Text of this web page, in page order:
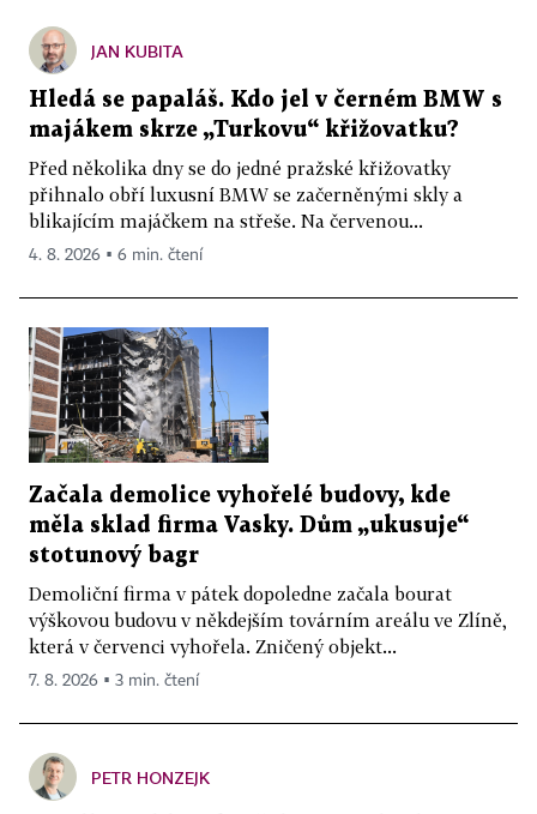
JAN KUBITA
Hledá se papaláš. Kdo jel v černém BMW s
majákem skrze „Turkovu“ křižovatku?
Před několika dny se do jedné pražské křižovatky
přihnalo obří luxusní BMW se začerněnými skly a
blikajícím majáčkem na střeše. Na červenou...
4. 8. 2026 ▪ 6 min. čtení
Začala demolice vyhořelé budovy, kde
měla sklad firma Vasky. Dům „ukusuje“
stotunový bagr
Demoliční firma v pátek dopoledne začala bourat
výškovou budovu v někdejším továrním areálu ve Zlíně,
která v červenci vyhořela. Zničený objekt...
7. 8. 2026 ▪ 3 min. čtení
PETR HONZEJK